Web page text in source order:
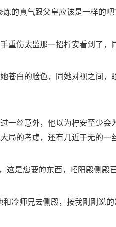
的真气跟父皇应该是一样的吧
重伤太监那一招柠安看到了，
苍白的脸色，同她对视之间
一丝意外，他以为柠安至少会
局的考虑，还有几近于无的
这是您要的东西，昭阳殿侧殿
和冷师兄去侧殿，按我刚刚说